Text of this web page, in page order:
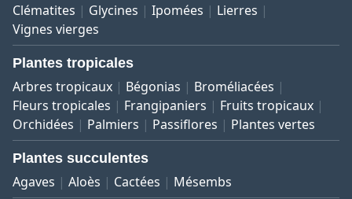
Clématites Glycines Ipomées
Lierres
Vignes vierges
Plantes tropicales
Arbres tropicaux Bégonias
Broméliacées
Fleurs tropicales
Frangipaniers
Fruits tropicaux
Orchidées
Palmiers Passiflores Plantes vertes
Plantes succulentes
Agaves Aloès Cactées Mésembs